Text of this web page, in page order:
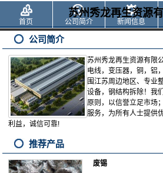
苏州秀龙再生资源
首页 公司简介 新闻信息
公司简介
苏州秀龙再生资源有限
电线，变压器，铜，铝
围江苏周边地区、专业
设备，钢结构拆除！我
原则，以信誉立足市场
服务，为所有人士提供
利益，诚信可靠!
推荐产品
废锡